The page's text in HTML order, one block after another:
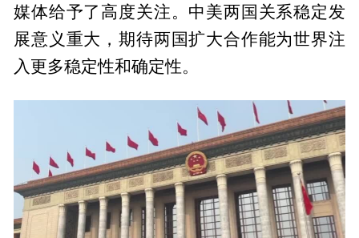
媒体给予了高度关注。中美两国关系稳定发
展意义重大，期待两国扩大合作能为世界注
入更多稳定性和确定性。